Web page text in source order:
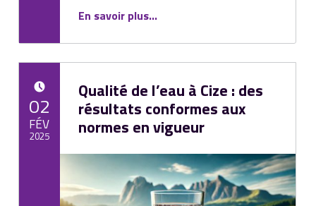
En savoir plus“Tournée de vidange des fosses – Inscriptions ouvertes !”…
Qualité de l’eau à Cize : des
résultats conformes aux
normes en vigueur
02
FÉV
2025